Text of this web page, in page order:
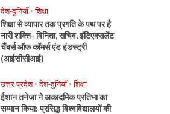
देश-दुनियाँ • शिक्षा
शिक्षा से व्यापार तक प्रगति के पथ पर है
नारी शक्ति- विनिता, सचिव, इंटिएक्सलेंट
चैंबर्स ऑफ कॉमर्स एंड इंडस्ट्री
(आईसीसीआई)
उत्तर प्रदेश • देश-दुनियाँ • शिक्षा
ईशान तनेजा ने अकादमिक प्रतिभा का
सम्मान किया: प्रसिद्ध विश्वविद्यालयों की